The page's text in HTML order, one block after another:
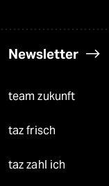
Newsletter
team zukunft
taz frisch
taz zahl ich